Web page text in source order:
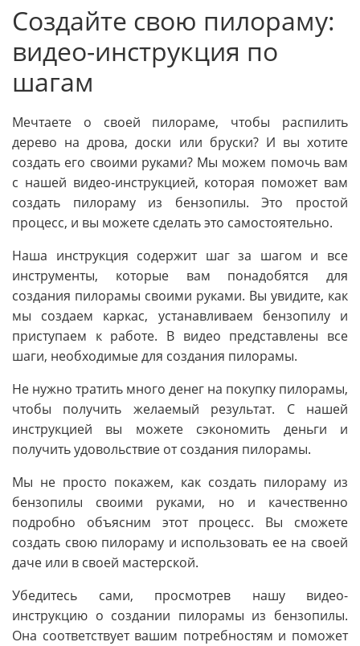
Создайте свою пилораму:
видео-инструкция по
шагам
Мечтаете о своей пилораме, чтобы распилить
дерево на дрова, доски или бруски? И вы хотите
создать его своими руками? Мы можем помочь вам
с нашей видео-инструкцией, которая поможет вам
создать пилораму из бензопилы. Это простой
процесс, и вы можете сделать это самостоятельно.
Наша инструкция содержит шаг за шагом и все
инструменты, которые вам понадобятся для
создания пилорамы своими руками. Вы увидите, как
мы создаем каркас, устанавливаем бензопилу и
приступаем к работе. В видео представлены все
шаги, необходимые для создания пилорамы.
Не нужно тратить много денег на покупку пилорамы,
чтобы получить желаемый результат. С нашей
инструкцией вы можете сэкономить деньги и
получить удовольствие от создания пилорамы.
Мы не просто покажем, как создать пилораму из
бензопилы своими руками, но и качественно
подробно объясним этот процесс. Вы сможете
создать свою пилораму и использовать ее на своей
даче или в своей мастерской.
Убедитесь сами, просмотрев нашу видео-
инструкцию о создании пилорамы из бензопилы.
Она соответствует вашим потребностям и поможет